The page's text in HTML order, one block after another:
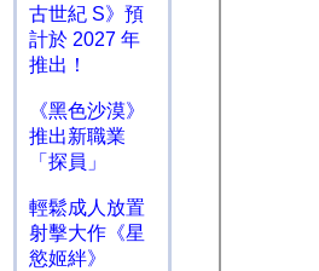
古世紀 S》預
計於 2027 年
推出！
《黑色沙漠》
推出新職業
「探員」
輕鬆成人放置
射擊大作《星
慾姬絆》